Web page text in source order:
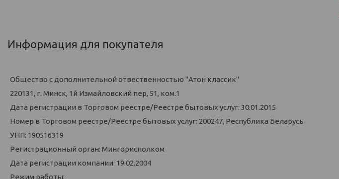
Информация для покупателя
Общество с дополнительной отвественностью "Атон классик"
220131, г. Минск, 1й Измайловский пер, 51, ком.1
Дата регистрации в Торговом реестре/Реестре бытовых услуг: 30.01.2015
Номер в Торговом реестре/Реестре бытовых услуг: 200247, Республика Беларусь
УНП: 190516319
Регистрационный орган: Мингорисполком
Дата регистрации компании: 19.02.2004
Режим работы: